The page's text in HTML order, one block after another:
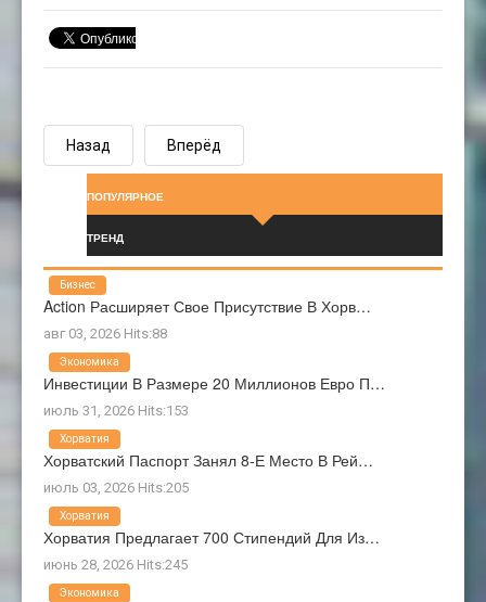
Назад Вперёд
ПОПУЛЯРНОЕ
ТРЕНД
Action Расширяет Свое Присутствие В Хорв…
авг 03, 2026 Hits:88
Бизнес
Инвестиции В Размере 20 Миллионов Евро П…
июль 31, 2026 Hits:153
Экономика
Хорватский Паспорт Занял 8-Е Место В Рей…
июль 03, 2026 Hits:205
Хорватия
Хорватия Предлагает 700 Стипендий Для Из…
июнь 28, 2026 Hits:245
Хорватия
Экономика